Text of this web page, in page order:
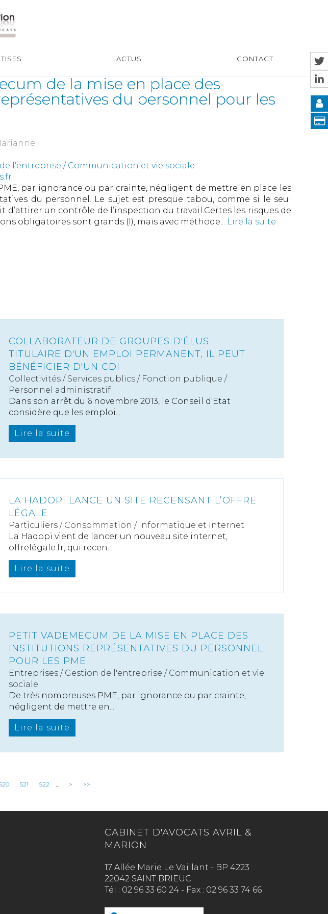
ACTUS CONTACT
de la mise en place des
du personnel pour les
l'entreprise / Communication et vie sociale
par ignorance ou par crainte, négligent de mettre en place les
du personnel. Le sujet est presque tabou, comme si le seul
d’attirer un contrôle de l’inspection du travail.Certes les risques de
obligatoires sont grands (I), mais avec méthode... Lire la suite
COLLABORATEUR DE GROUPES D'ÉLUS :
TITULAIRE D'UN EMPLOI PERMANENT, IL PEUT
BÉNÉFICIER D'UN CDI
Collectivités / Services publics / Fonction publique /
Personnel administratif
Dans son arrêt du 6 novembre 2013, le Conseil d'Etat
considère que les emploi...
Lire la suite
LA HADOPI LANCE UN SITE RECENSANT L’OFFRE
LÉGALE
Particuliers / Consommation / Informatique et Internet
La Hadopi vient de lancer un nouveau site internet,
offrelégale.fr, qui recen...
Lire la suite
PETIT VADEMECUM DE LA MISE EN PLACE DES
INSTITUTIONS REPRÉSENTATIVES DU PERSONNEL
POUR LES PME
Entreprises / Gestion de l'entreprise / Communication et vie
sociale
De très nombreuses PME, par ignorance ou par crainte,
négligent de mettre en...
Lire la suite
521 522 ... > >>
CABINET D'AVOCATS AVRIL &
MARION
17 Allée Marie Le Vaillant - BP 4223
22042 SAINT BRIEUC
Tél : 02 96 33 60 24 - Fax : 02 96 33 74 66